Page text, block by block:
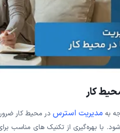
کار
به مدیریت استرسدر محیط کار
با بهره‌گیری از تکنیک ‌های مناسب